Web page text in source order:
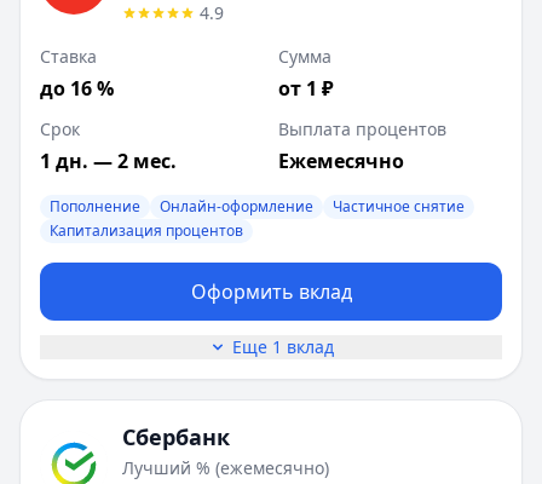
4.9
Ставка
до 16 %
Сумма
от 1 ₽
Срок
1 дн. — 2 мес.
Выплата процентов
Ежемесячно
Пополнение Онлайн-оформление
Частичное снятие
Капитализация процентов
Оформить вклад
Еще 1 вклад
Сбербанк
Лучший % (ежемесячно)